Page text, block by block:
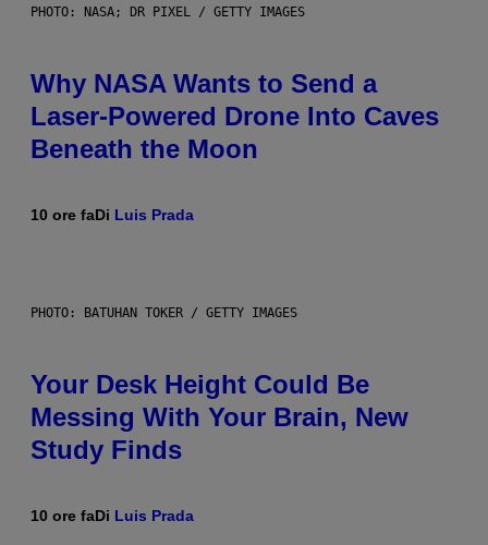
PHOTO: NASA; DR PIXEL / GETTY IMAGES
Why NASA Wants to Send a
Laser-Powered Drone Into Caves
Beneath the Moon
10 ore faDi Luis Prada
PHOTO: BATUHAN TOKER / GETTY IMAGES
Your Desk Height Could Be
Messing With Your Brain, New
Study Finds
10 ore faDi Luis Prada